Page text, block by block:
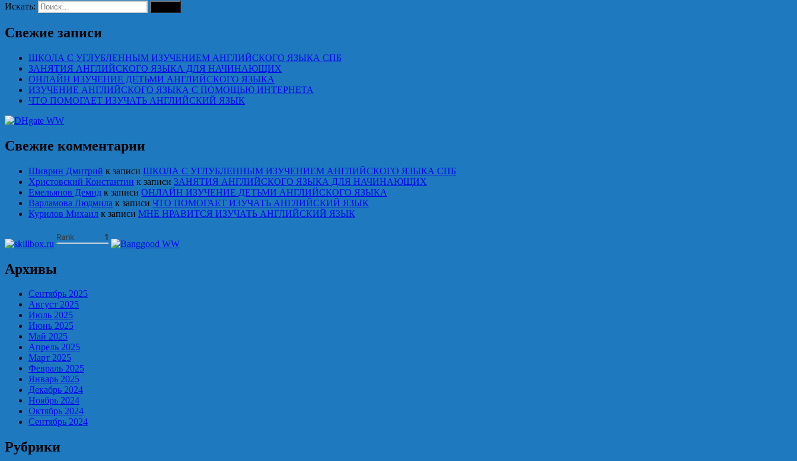
Искать:
Свежие записи
ШКОЛА С УГЛУБЛЕННЫМ ИЗУЧЕНИЕМ АНГЛИЙСКОГО ЯЗЫКА СПБ
ЗАНЯТИЯ АНГЛИЙСКОГО ЯЗЫКА ДЛЯ НАЧИНАЮЩИХ
ОНЛАЙН ИЗУЧЕНИЕ ДЕТЬМИ АНГЛИЙСКОГО ЯЗЫКА
ИЗУЧЕНИЕ АНГЛИЙСКОГО ЯЗЫКА С ПОМОЩЬЮ ИНТЕРНЕТА
ЧТО ПОМОГАЕТ ИЗУЧАТЬ АНГЛИЙСКИЙ ЯЗЫК
Свежие комментарии
Шиврин Дмитрий к записи ШКОЛА С УГЛУБЛЕННЫМ ИЗУЧЕНИЕМ АНГЛИЙСКОГО ЯЗЫКА СПБ
Христовский Константин к записи ЗАНЯТИЯ АНГЛИЙСКОГО ЯЗЫКА ДЛЯ НАЧИНАЮЩИХ
Емельянов Демид к записи ОНЛАЙН ИЗУЧЕНИЕ ДЕТЬМИ АНГЛИЙСКОГО ЯЗЫКА
Варламова Людмила к записи ЧТО ПОМОГАЕТ ИЗУЧАТЬ АНГЛИЙСКИЙ ЯЗЫК
Курилов Михаил к записи МНЕ НРАВИТСЯ ИЗУЧАТЬ АНГЛИЙСКИЙ ЯЗЫК
Архивы
Сентябрь 2025
Август 2025
Июль 2025
Июнь 2025
Май 2025
Апрель 2025
Март 2025
Февраль 2025
Январь 2025
Декабрь 2024
Ноябрь 2024
Октябрь 2024
Сентябрь 2024
Рубрики